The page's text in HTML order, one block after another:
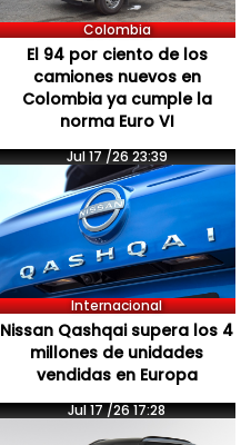
Colombia
El 94 por ciento de los
camiones nuevos en
Colombia ya cumple la
norma Euro VI
Jul 17 /26 23:39
Internacional
Nissan Qashqai supera los 4
millones de unidades
vendidas en Europa
Jul 17 /26 17:28